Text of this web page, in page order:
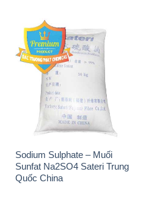
Sodium Sulphate – Muối
Sunfat Na2SO4 Sateri Trung
Quốc China